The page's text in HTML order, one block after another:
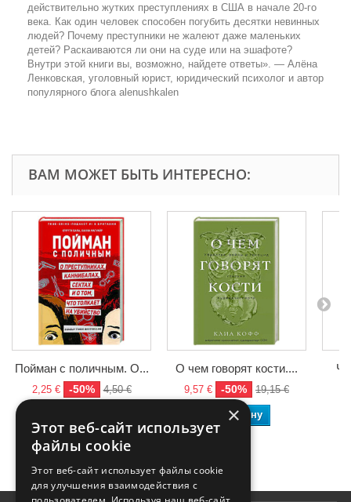
действительно жутких преступлениях в США в начале 20-го
века. Как один человек способен погубить десятки невинных
людей? Почему преступники не жалеют даже маленьких
детей? Раскаиваются ли они на суде или на эшафоте?
Внутри этой книги вы, возможно, найдете ответы». — Алёна
Ленковская, уголовный юрист, юридический психолог и автор
популярного блога alenushkalen
ВАМ МОЖЕТ БЫТЬ ИНТЕРЕСНО:
Пойман с поличным. О...
2,25 € -50% 4,50 €
О чем говорят кости....
9,57 € -50% 19,15 €
В корзину
×
Этот веб-сайт использует
файлы cookie
Этот веб-сайт использует файлы cookie
для улучшения взаимодействия с